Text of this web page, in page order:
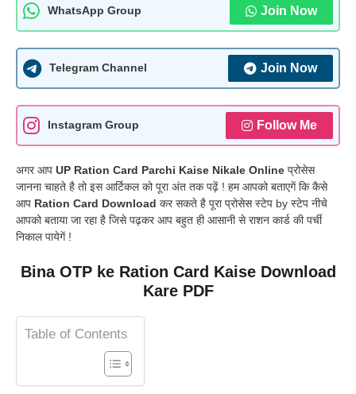
WhatsApp Group Join Now
Telegram Channel Join Now
Instagram Group Follow Me
अगर आप UP Ration Card Parchi Kaise Nikale Online प्रोसेस
जानना चाहते है तो इस आर्टिकल को पूरा अंत तक पढ़ें ! हम आपको बताएगें कि कैसे
आप Ration Card Download कर सकते है पूरा प्रोसेस स्टेप by स्टेप नीचे
आपको बताया जा रहा है जिसे पढ़कर आप बहुत ही आसानी से राशन कार्ड की पर्ची
निकाल पायेगें !
Bina OTP ke Ration Card Kaise Download
Kare PDF
Table of Contents